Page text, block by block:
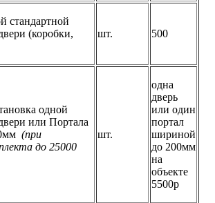
стандартной
(коробки,
шт. 500
одной
или Портала
(при
до 25000
шт.
одна
дверь
или один
портал
шириной
до 200мм
на
объекте
5500р